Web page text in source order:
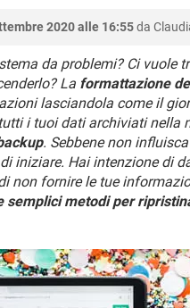
2020 alle 16:55da
da problemi? Ci vuole
La formattazione
lasciandola come il
i tuoi dati archiviati nella
. Sebbene non
iniziare. Hai intenzione di
non fornire le tue
semplici metodi per